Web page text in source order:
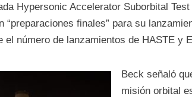
Hypersonic Accelerator Suborbital
“preparaciones finales” para su
el número de lanzamientos de HASTE y
Beck señaló
misión orbital